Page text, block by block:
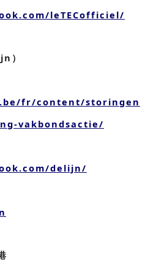
leTECofficiel/
）
fr/content/storingen
vakbondsactie/
delijn/